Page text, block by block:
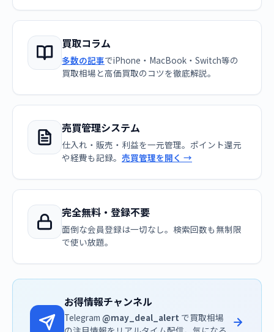
買取コラム
多数の記事でiPhone・MacBook・Switch等の
買取相場と高価買取のコツを徹底解説。
売買管理システム
仕入れ・販売・利益を一元管理。ポイント還元
や経費も記録。 売買管理を開く →
完全無料・登録不要
面倒な会員登録は一切なし。検索回数も無制限
で使い放題。
お得情報チャンネル
Telegram @may_deal_alert で買取相場